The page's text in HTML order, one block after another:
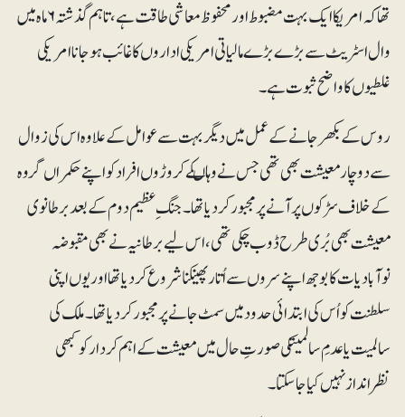
تھا کہ امریکا ایک بہت مضبوط اور محفوظ معاشی طاقت ہے، تاہم گذشتہ ۶ماہ میں
وال اسٹریٹ سے بڑے بڑے مالیاتی امریکی اداروں کا غائب ہوجانا امریکی
غلطیوں کا واضح ثبوت ہے۔
روس کے بکھر جانے کے عمل میں دیگر بہت سے عوامل کے علاوہ اس کی زوال
سے دوچار معیشت بھی تھی جس نے وہاںکے کروڑوں افراد کو اپنے حکمراں گروہ
کے خلاف سڑکوں پر آنے پر مجبور کر دیا تھا۔ جنگ ِ عظیم دوم کے بعد برطانوی
معیشت بھی بُری طرح ڈوب چکی تھی، اس لیے برطانیہ نے بھی مقبوضہ
نوآبادیات کا بوجھ اپنے سروں سے اُتار پھینکنا شروع کر دیا تھا اور یوں اپنی
سلطنت کو اُس کی ابتدائی حدود میں سمٹ جانے پر مجبور کر دیا تھا۔ ملک کی
سالمیت یا عدمِ سالمیتکی صورتِ حال میں معیشت کے اہم کردار کو کبھی
نظرانداز نہیں کیا جاسکتا۔